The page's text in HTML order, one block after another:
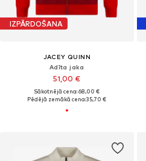
IZPĀRDOŠANA
JACEY QUINN
Adīta jaka
51,00 €
Sākotnējā cena: 68,00 €
Pēdējā zemākā cena:35,70 €